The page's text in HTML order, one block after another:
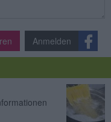
Anmelden